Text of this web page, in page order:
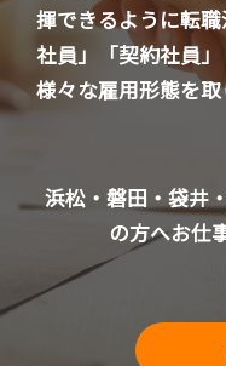
揮できるように転
社員」「契約社員
様々な雇用形態を取
浜松・磐田・袋井
の方へお仕